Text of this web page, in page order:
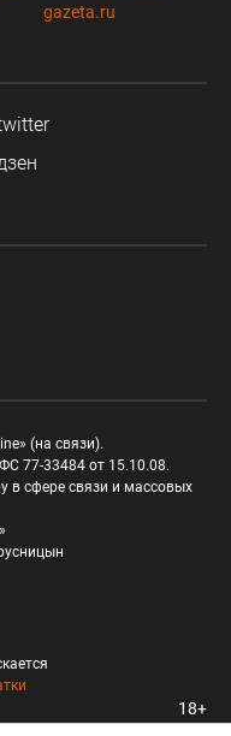
gazeta.ru
(на связи).
77-33484 от 15.10.08.
в сфере связи и массовых
18+